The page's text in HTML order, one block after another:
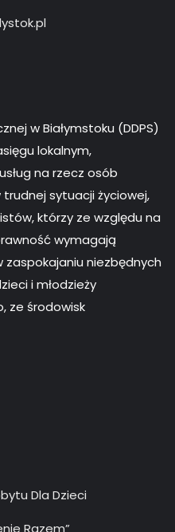
w Białymstoku (DDPS)
lokalnym,
na rzecz osób
trudnej sytuacji życiowej,
którzy ze względu na
wymagają
niezbędnych
i młodzieży
ze środowisk
Dla Dzieci
Razem”